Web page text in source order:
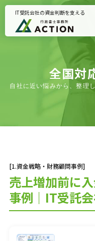
IT受託会社の資金判断を支える
全国対
自社に近い悩みから、整理
[1.資金戦略・財務顧問事例]
売上増加前に
事例｜IT受託
トップページ
事務所案内
代表プロフィール
悩みから支援を探
全国対応｜支援事
お役立ち記事
面談予約・支援適